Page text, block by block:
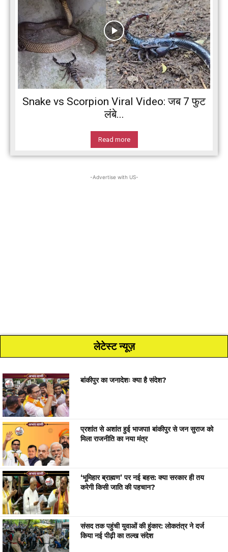
Snake vs Scorpion Viral Video: जब 7 फुट
लंबे...
Read more
-Advertise with US-
लेटेस्ट न्यूज़
बांकीपुर का जनादेशः क्या है संदेश?
प्रशांत से अशांत हुई भाजपा! बांकीपुर से जन सुराज को
मिला राजनीति का नया मंत्र
‘भूमिहार ब्राह्मण’ पर नई बहस: क्या सरकार ही तय
करेगी किसी जाति की पहचान?
संसद तक पहुंची युवाओं की हुंकार: लोकतंत्र ने दर्ज
किया नई पीढ़ी का तल्ख संदेश